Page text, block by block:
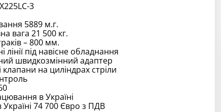
3
5889 м.г.
вага 21 500 кг.
– 800 мм.
лінії під навісне обладнання
швидкозмінний адаптер
клапани на циліндрах стріли
в Україні
Україні 74 700 Євро з ПДВ